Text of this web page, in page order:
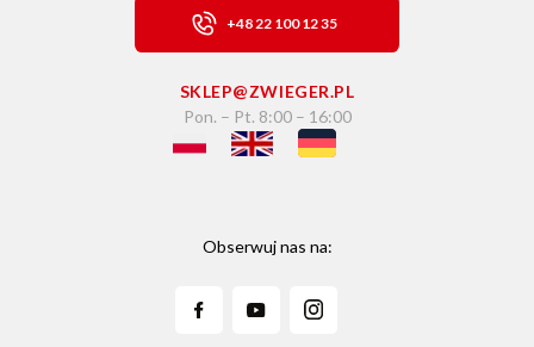
+48 22 100 12 35
SKLEP@ZWIEGER.PL
Pon. – Pt. 8:00 – 16:00
Obserwuj nas na: